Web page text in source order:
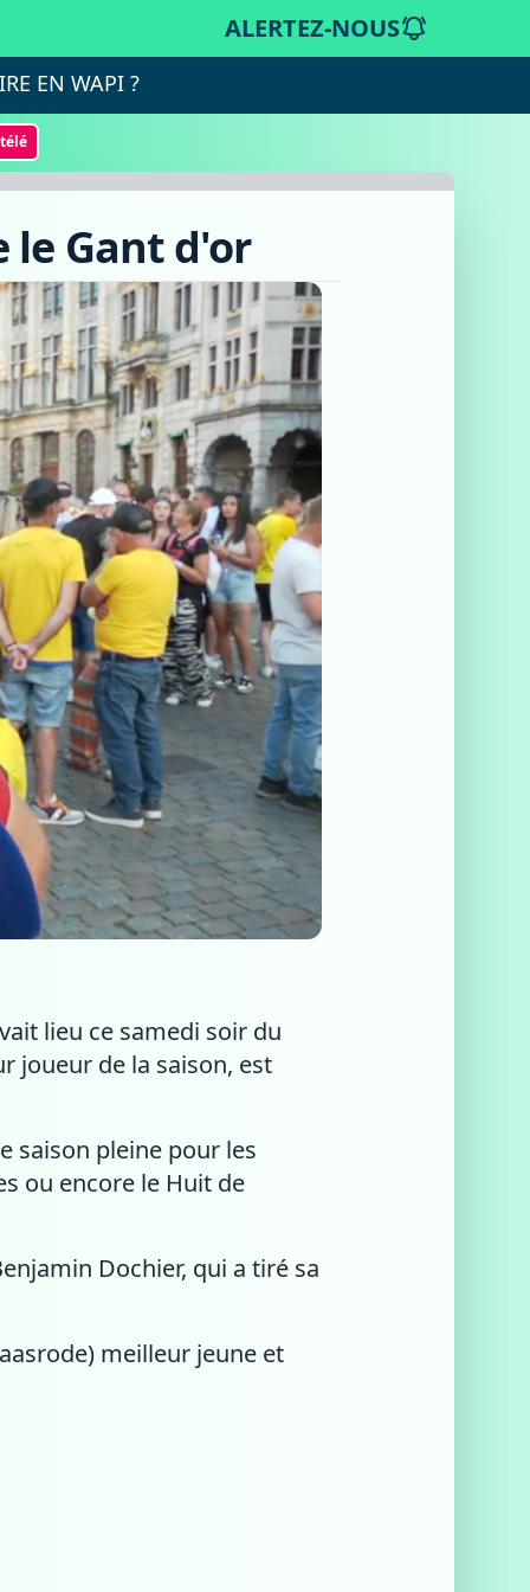
ALERTEZ-NOUS
EN WAPI ?
le Gant d'or
lieu ce samedi soir du
joueur de la saison, est
saison pleine pour les
ou encore le Huit de
Dochier, qui a tiré sa
meilleur jeune et